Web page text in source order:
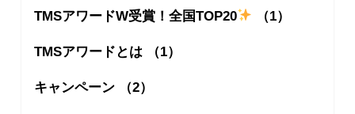
TMSアワードW受賞！全国TOP20 （1）
TMSアワードとは （1）
キャンペーン （2）